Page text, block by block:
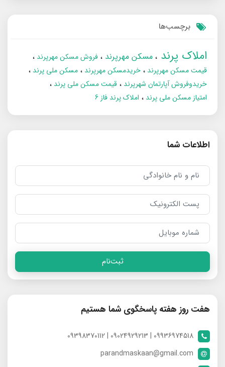
برچسب‌ها
املاک پرند مسکن مهرپرند
فروش مسکن مهرپرند
قیمت مسکن مهرپرند
خریدمسکن مهرپرند
مسکن ملی پرند
خریدوفروش آپارتمان شهرپرند
قیمت مسکن ملی پرند
امتیاز مسکن ملی پرند
املاک پرند فاز 6
اطلاعات شما
ثبت‌نام
هفت روز هفته پاسخگوی شما هستیم
09936974518 | 09024929213 | 09398370112
parandmaskaan@gmail.com